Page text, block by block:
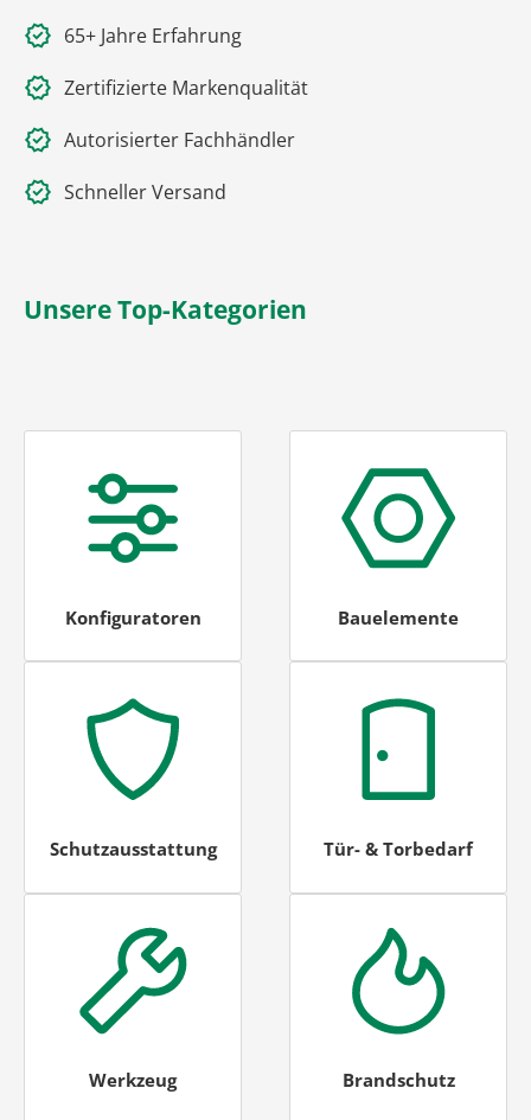
65+ Jahre Erfahrung
Zertifizierte Markenqualität
Autorisierter Fachhändler
Schneller Versand
Unsere Top-Kategorien
Konfiguratoren Bauelemente
Schutzausstattung Tür- & Torbedarf
Werkzeug Brandschutz